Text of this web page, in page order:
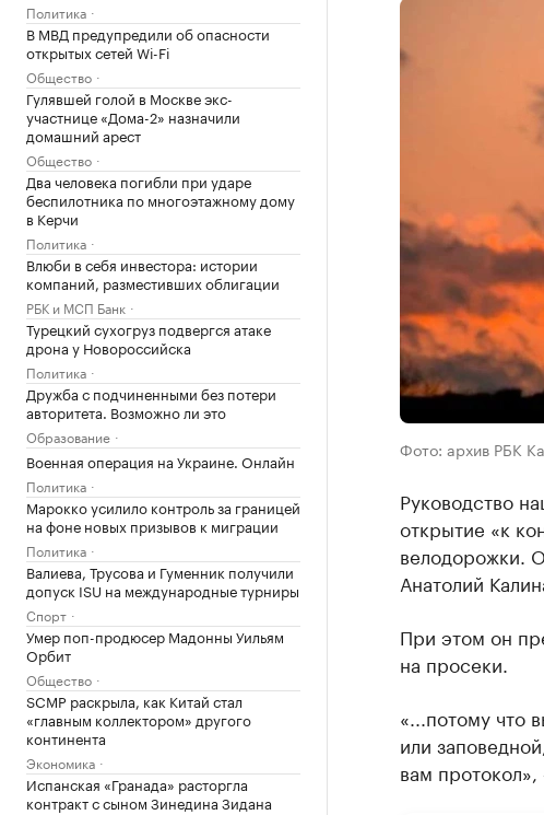
Политика
В МВД предупредили об опасности
открытых сетей Wi-Fi
Общество
Гулявшей голой в Москве экс-
участнице «Дома-2» назначили
домашний арест
Общество
Два человека погибли при ударе
беспилотника по многоэтажному дому
в Керчи
Политика
Влюби в себя инвестора: истории
компаний, разместивших облигации
РБК и МСП Банк
Турецкий сухогруз подвергся атаке
дрона у Новороссийска
Политика
Дружба с подчиненными без потери
авторитета. Возможно ли это
Образование
Военная операция на Украине. Онлайн
Политика
Марокко усилило контроль за границей
на фоне новых призывов к миграции
Политика
Валиева, Трусова и Гуменник получили
допуск ISU на международные турниры
Спорт
Умер поп-продюсер Мадонны Уильям
Орбит
Общество
SCMP раскрыла, как Китай стал
«главным коллектором» другого
континента
Экономика
Испанская «Гранада» расторгла
контракт с сыном Зинедина Зидана
Фото: архив РБК
Руководство
открытие «к
велодорожки.
Анатолий
При этом он
на просеки.
«...потому что
или
вам